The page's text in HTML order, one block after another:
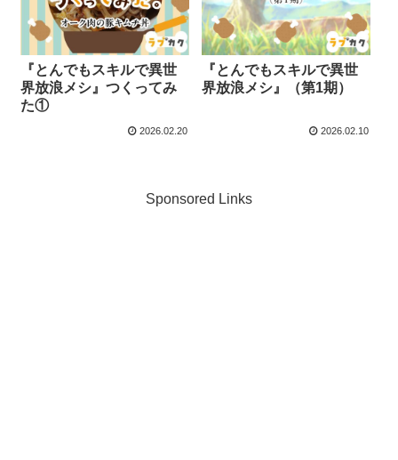
『とんでもスキルで異世
界放浪メシ』つくってみ
た①
2026.02.20
『とんでもスキルで異世
界放浪メシ』（第1期）
2026.02.10
Sponsored Links